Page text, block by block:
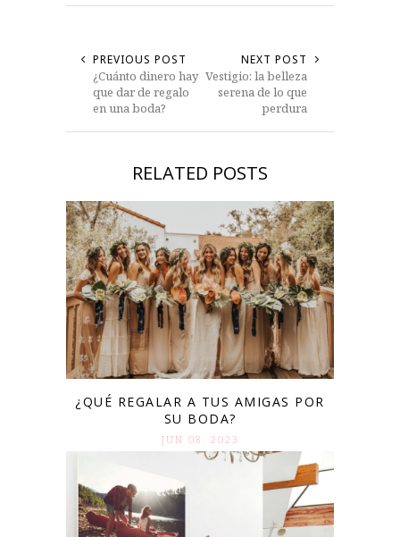
PREVIOUS POST
¿Cuánto dinero hay
que dar de regalo
en una boda?
NEXT POST
Vestigio: la belleza
serena de lo que
perdura
RELATED POSTS
¿QUÉ REGALAR A TUS AMIGAS POR
SU BODA?
JUN 08. 2023